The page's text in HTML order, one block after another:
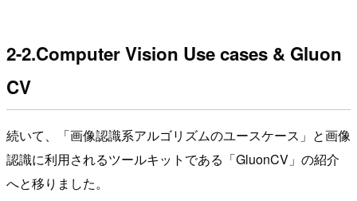
2-2.Computer Vision Use cases & Gluon
CV
続いて、「画像認識系アルゴリズムのユースケース」と画像
認識に利用されるツールキットである「GluonCV」の紹介
へと移りました。